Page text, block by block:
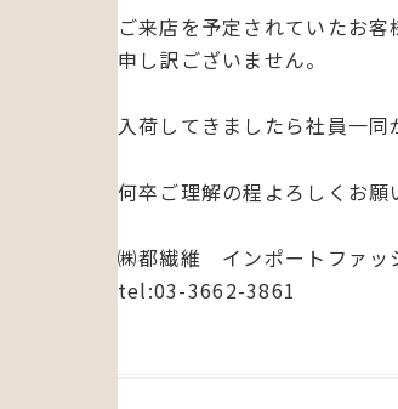
ご来店を予定されていたお客
申し訳ございません。
入荷してきましたら社員一同
何卒ご理解の程よろしくお願
㈱都繊維 インポートファッ
tel:03-3662-3861